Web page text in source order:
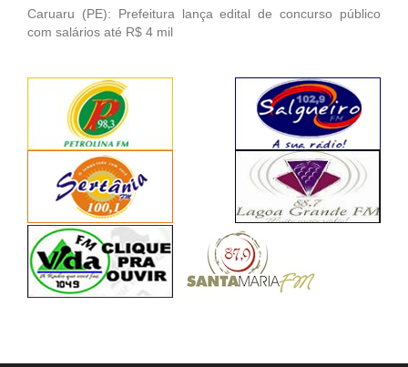
Caruaru (PE): Prefeitura lança edital de concurso público
com salários até R$ 4 mil